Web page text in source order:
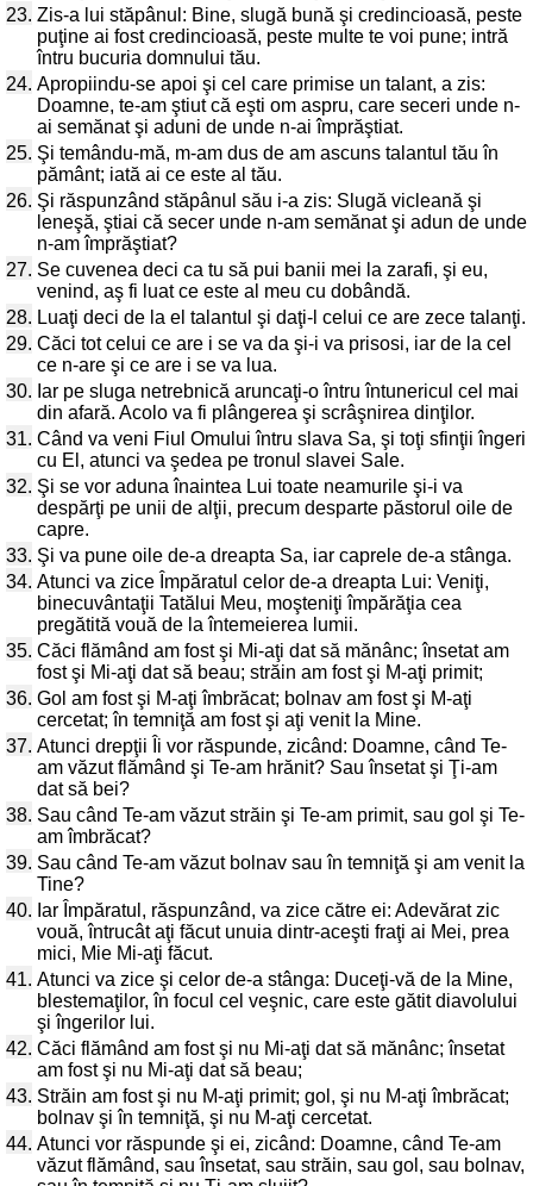
23. Zis-a lui stăpânul: Bine, slugă bună şi credincioasă, peste
puţine ai fost credincioasă, peste multe te voi pune; intră
întru bucuria domnului tău.
24. Apropiindu-se apoi şi cel care primise un talant, a zis:
Doamne, te-am ştiut că eşti om aspru, care seceri unde n-
ai semănat şi aduni de unde n-ai împrăştiat.
25. Şi temându-mă, m-am dus de am ascuns talantul tău în
pământ; iată ai ce este al tău.
26. Şi răspunzând stăpânul său i-a zis: Slugă vicleană şi
leneşă, ştiai că secer unde n-am semănat şi adun de unde
n-am împrăştiat?
27. Se cuvenea deci ca tu să pui banii mei la zarafi, şi eu,
venind, aş fi luat ce este al meu cu dobândă.
28. Luaţi deci de la el talantul şi daţi-l celui ce are zece talanţi.
29. Căci tot celui ce are i se va da şi-i va prisosi, iar de la cel
ce n-are şi ce are i se va lua.
30. Iar pe sluga netrebnică aruncaţi-o întru întunericul cel mai
din afară. Acolo va fi plângerea şi scrâşnirea dinţilor.
31. Când va veni Fiul Omului întru slava Sa, şi toţi sfinţii îngeri
cu El, atunci va şedea pe tronul slavei Sale.
32. Şi se vor aduna înaintea Lui toate neamurile şi-i va
despărţi pe unii de alţii, precum desparte păstorul oile de
capre.
33. Şi va pune oile de-a dreapta Sa, iar caprele de-a stânga.
34. Atunci va zice Împăratul celor de-a dreapta Lui: Veniţi,
binecuvântaţii Tatălui Meu, moşteniţi împărăţia cea
pregătită vouă de la întemeierea lumii.
35. Căci flămând am fost şi Mi-aţi dat să mănânc; însetat am
fost şi Mi-aţi dat să beau; străin am fost şi M-aţi primit;
36. Gol am fost şi M-aţi îmbrăcat; bolnav am fost şi M-aţi
cercetat; în temniţă am fost şi aţi venit la Mine.
37. Atunci drepţii Îi vor răspunde, zicând: Doamne, când Te-
am văzut flămând şi Te-am hrănit? Sau însetat şi Ţi-am
dat să bei?
38. Sau când Te-am văzut străin şi Te-am primit, sau gol şi Te-
am îmbrăcat?
39. Sau când Te-am văzut bolnav sau în temniţă şi am venit la
Tine?
40. Iar Împăratul, răspunzând, va zice către ei: Adevărat zic
vouă, întrucât aţi făcut unuia dintr-aceşti fraţi ai Mei, prea
mici, Mie Mi-aţi făcut.
41. Atunci va zice şi celor de-a stânga: Duceţi-vă de la Mine,
blestemaţilor, în focul cel veşnic, care este gătit diavolului
şi îngerilor lui.
42. Căci flămând am fost şi nu Mi-aţi dat să mănânc; însetat
am fost şi nu Mi-aţi dat să beau;
43. Străin am fost şi nu M-aţi primit; gol, şi nu M-aţi îmbrăcat;
bolnav şi în temniţă, şi nu M-aţi cercetat.
44. Atunci vor răspunde şi ei, zicând: Doamne, când Te-am
văzut flămând, sau însetat, sau străin, sau gol, sau bolnav,